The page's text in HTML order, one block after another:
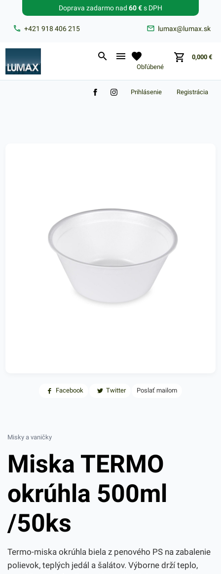
+421 918 406 215 lumax@lumax.sk
Doprava zadarmo nad 60 €s DPH
Obľúbené
0,000 €
Zabudnuté heslo?
Registrácia
Prihlásenie
Facebook Twitter Poslať mailom
Misky a vaničky
Miska TERMO
okrúhla 500ml
/50ks
Termo-miska okrúhla biela z penového PS na zabalenie
polievok, teplých jedál a šalátov. Výborne drží teplo,